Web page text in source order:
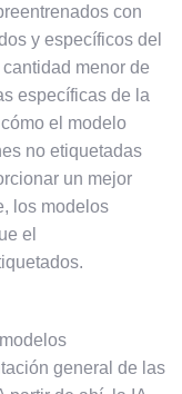
con
y específicos del
menor de
específicas de la
el modelo
no etiquetadas
un mejor
los modelos
el
general de las